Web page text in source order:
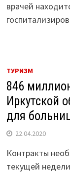
врачей
ТУРИЗМ
846
Иркутской
для
22.04.2020
Контракты
текущей